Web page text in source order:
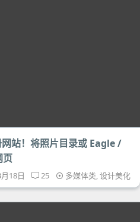
站！将照片目录或 Eagle /
页
18日 25 多媒体类,设计美化